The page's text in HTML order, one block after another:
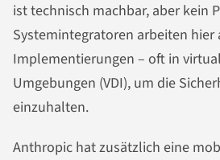
ist technisch machbar, aber kein
Systemintegratoren arbeiten hier
Implementierungen – oft in
Umgebungen (VDI), um die
einzuhalten.
Anthropic hat zusätzlich eine